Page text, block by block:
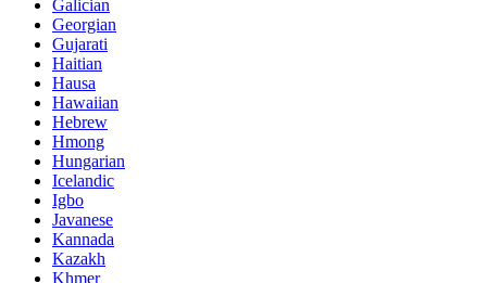
Galician
Georgian
Gujarati
Haitian
Hausa
Hawaiian
Hebrew
Hmong
Hungarian
Icelandic
Igbo
Javanese
Kannada
Kazakh
Khmer